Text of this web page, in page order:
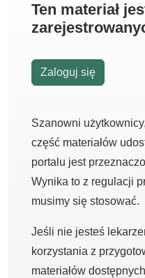
Ten materiał
Zaloguj się
Szanowni użytkownicy,
część materiałów
portalu jest
Wynika to z regulacji
musimy się stosować.
Jeśli nie jesteś
korzystania z
materiałów